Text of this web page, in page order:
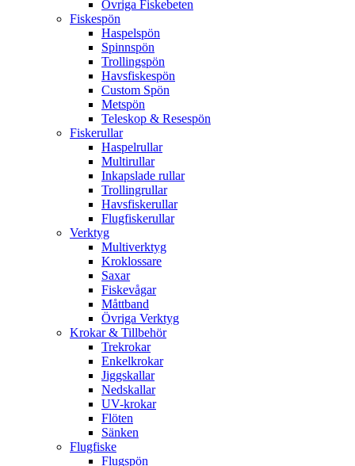
Övriga Fiskebeten
Fiskespön
Haspelspön
Spinnspön
Trollingspön
Havsfiskespön
Custom Spön
Metspön
Teleskop & Resespön
Fiskerullar
Haspelrullar
Multirullar
Inkapslade rullar
Trollingrullar
Havsfiskerullar
Flugfiskerullar
Verktyg
Multiverktyg
Kroklossare
Saxar
Fiskevågar
Måttband
Övriga Verktyg
Krokar & Tillbehör
Trekrokar
Enkelkrokar
Jiggskallar
Nedskallar
UV-krokar
Flöten
Sänken
Flugfiske
Flugspön